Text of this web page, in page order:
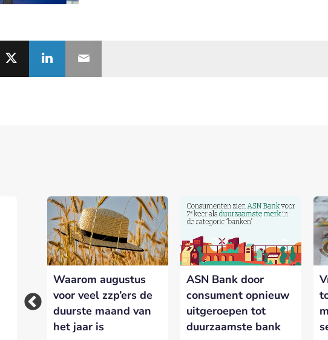
Partnerships bij Banken.nl
Een partnership met Banken.nl biedt diverse mogelijkheden om je merk
het platform voor de Nederlandse bankensector.
Geïnteresseerd in meer informatie?
Laat hieronder je gegevens achter.
Waarom augustus
voor veel zzp’ers de
duurste maand van
het jaar is
ASN Bank door
consument opnieuw
uitgeroepen tot
duurzaamste bank